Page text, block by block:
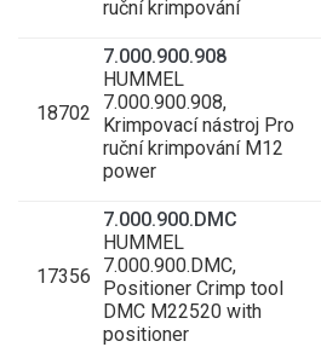
ruční krimpování
18702
7.000.900.908
HUMMEL
7.000.900.908,
Krimpovací nástroj Pro
ruční krimpování M12
power
17356
7.000.900.DMC
HUMMEL
7.000.900.DMC,
Positioner Crimp tool
DMC M22520 with
positioner